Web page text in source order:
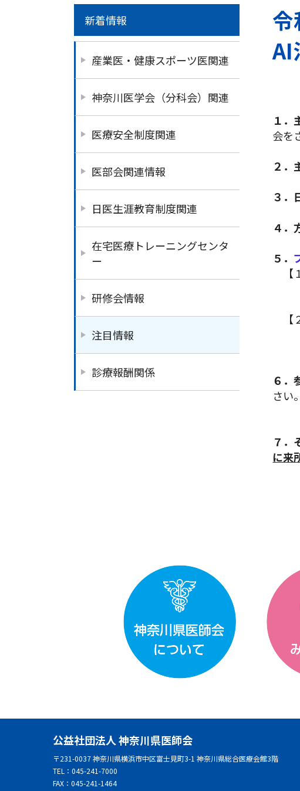
令
AI
１
会を
２
３
４
５．
６
さい。
７
に来
新着情報
産業医・健康スポーツ医関連
神奈川医学会（分科会）関連
医療安全制度関連
医部会関連情報
日医生涯教育制度関連
在宅医療トレーニングセンタ
ー
研修会情報
注目情報
診療報酬関係
公益社団法人 神奈川県医師会
〒231-0037 神奈川県横浜市中区富士見町3-1 神奈川県総合医療会館3階
TEL：045-241-7000
FAX：045-241-1464